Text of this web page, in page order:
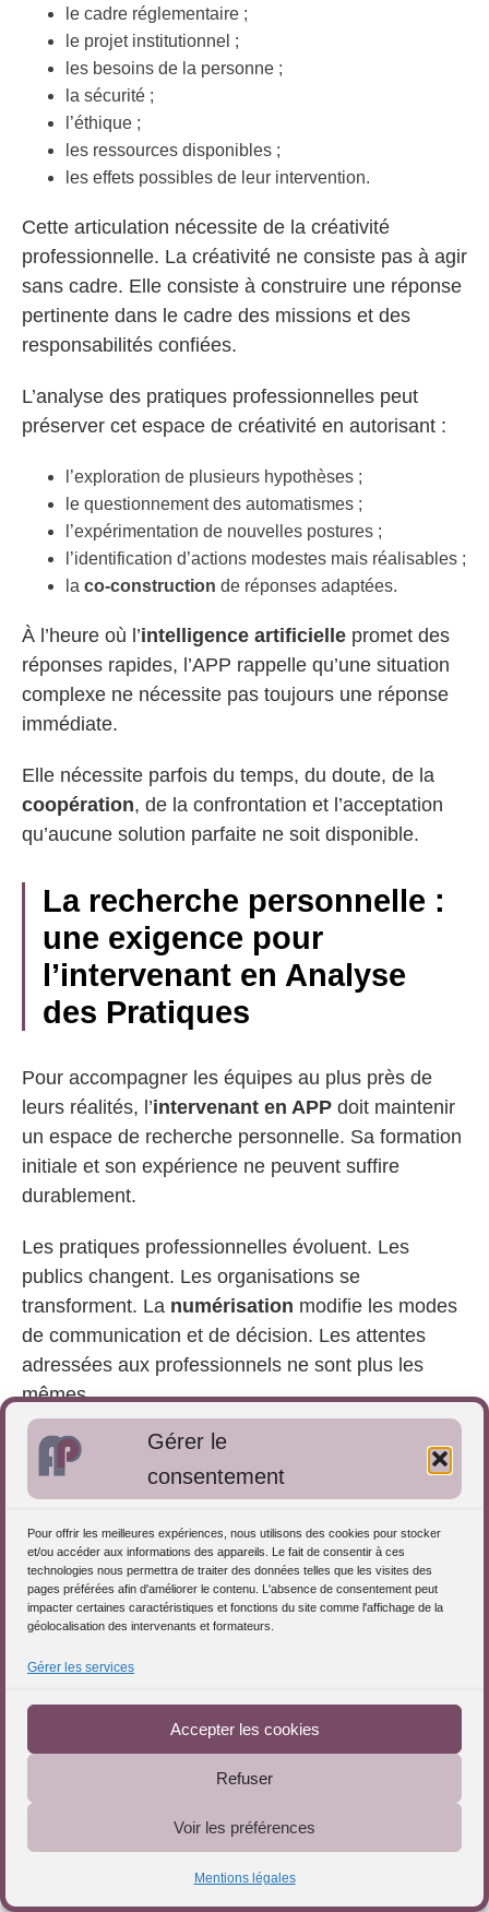
Gérer le
consentement
Pour offrir les meilleures expériences, nous utilisons des cookies pour stocker
et/ou accéder aux informations des appareils. Le fait de consentir à ces
technologies nous permettra de traiter des données telles que les visites des
pages préférées afin d'améliorer le contenu. L'absence de consentement peut
impacter certaines caractéristiques et fonctions du site comme l'affichage de la
géolocalisation des intervenants et formateurs.
Gérer les services
Accepter les cookies
Refuser
Voir les préférences
Mentions légales
le cadre réglementaire ;
le projet institutionnel ;
les besoins de la personne ;
la sécurité ;
l’éthique ;
les ressources disponibles ;
les effets possibles de leur intervention.
Cette articulation nécessite de la créativité
professionnelle. La créativité ne consiste pas à agir
sans cadre. Elle consiste à construire une réponse
pertinente dans le cadre des missions et des
responsabilités confiées.
L’analyse des pratiques professionnelles peut
préserver cet espace de créativité en autorisant :
l’exploration de plusieurs hypothèses ;
le questionnement des automatismes ;
l’expérimentation de nouvelles postures ;
l’identification d’actions modestes mais réalisables ;
la co-construction de réponses adaptées.
À l’heure où l’intelligence artificielle promet des
réponses rapides, l’APP rappelle qu’une situation
complexe ne nécessite pas toujours une réponse
immédiate.
Elle nécessite parfois du temps, du doute, de la
coopération, de la confrontation et l’acceptation
qu’aucune solution parfaite ne soit disponible.
La recherche personnelle :
une exigence pour
l’intervenant en Analyse
des Pratiques
Pour accompagner les équipes au plus près de
leurs réalités, l’intervenant en APP doit maintenir
un espace de recherche personnelle. Sa formation
initiale et son expérience ne peuvent suffire
durablement.
Les pratiques professionnelles évoluent. Les
publics changent. Les organisations se
transforment. La numérisation modifie les modes
de communication et de décision. Les attentes
adressées aux professionnels ne sont plus les
mêmes.
intervenant en APPdoit donc continuer à :
lire ;
confronter ses références ;
observer les transformations dusecteur social et
médico-social;
questionner ses méthodes ;
analyser les effets de ses interventions ;
Cet espace de recherche personnelle ne vise pas
à transformer l’
tous les sujets. Il lui permet de ne pas appliquer
mécaniquement une méthode à des réalités qui
Téléchargez le Guide